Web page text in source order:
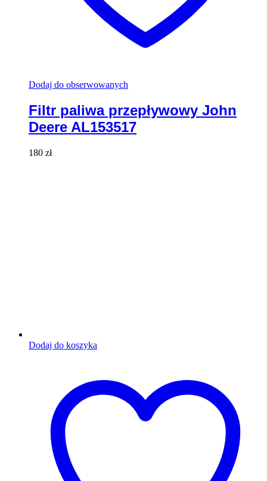
Dodaj do obserwowanych
Filtr paliwa przepływowy John
Deere AL153517
180 zł
Dodaj do koszyka